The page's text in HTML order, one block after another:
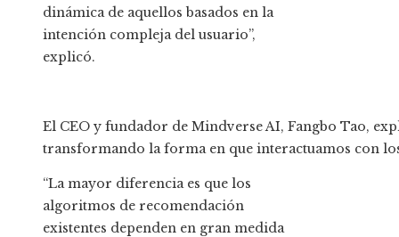
dinámica de aquellos basados ​​en la
intención compleja del usuario”,
explicó.
El CEO y fundador de Mindverse AI, Fangbo Tao,
transformando la forma en que interactuamos con
“La mayor diferencia es que los
algoritmos de recomendación
existentes dependen en gran medida